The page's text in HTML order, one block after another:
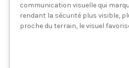
communication visuelle qui
rendant la sécurité plus visible,
proche du terrain, le visuel